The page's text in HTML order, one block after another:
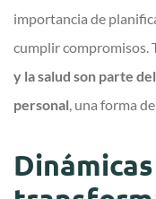
importancia de
cumplir compromisos.
y la salud son parte
personal, una forma